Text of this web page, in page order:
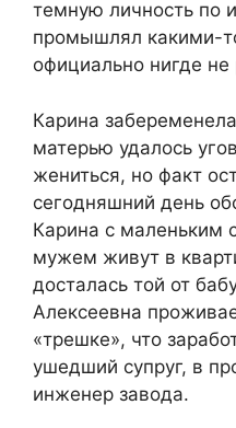
темную личность по
промышлял какими-
официально нигде не
Карина
матерью удалось
жениться, но факт
сегодняшний день
Карина с маленьким
мужем живут в
досталась той от
Алексеевна
«трешке», что
ушедший супруг, в
инженер завода.